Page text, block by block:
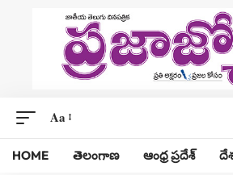
Aa
HOME తెలంగాణ ఆంధ్ర ప్రదేశ్